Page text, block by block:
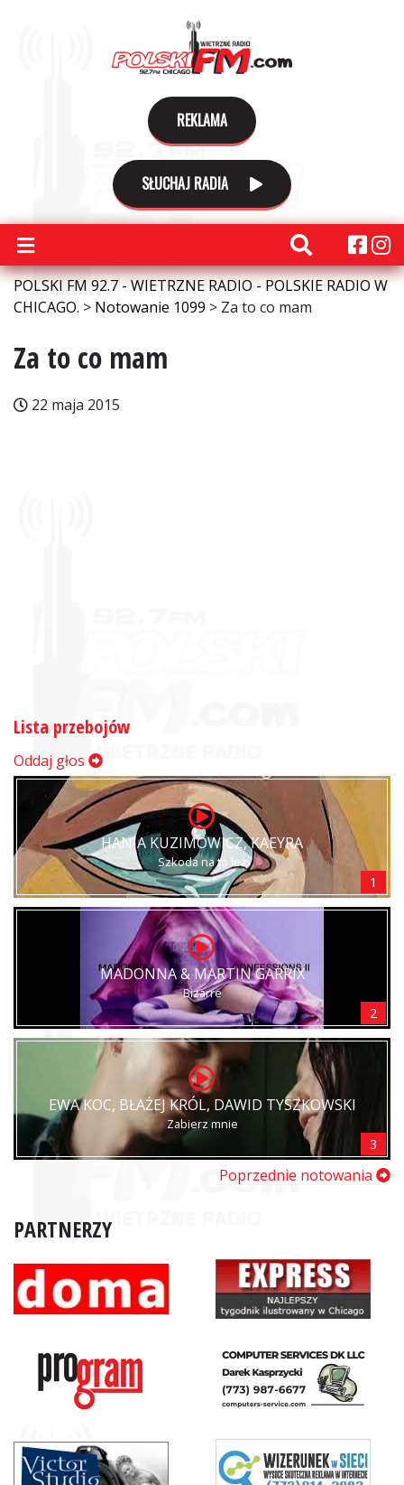
REKLAMA
SŁUCHAJ RADIA
POLSKI FM 92.7 - WIETRZNE RADIO - POLSKIE RADIO W
CHICAGO. > Notowanie 1099 > Za to co mam
Za to co mam
22 maja 2015
Lista przebojów
Oddaj głos
HANIA KUZIMOWICZ, KAEYRA
Szkoda na to łez
1
MADONNA & MARTIN GARRIX
Bizarre
2
EWA KOC, BŁAŻEJ KRÓL, DAWID TYSZKOWSKI
Zabierz mnie
3
Poprzednie notowania
PARTNERZY